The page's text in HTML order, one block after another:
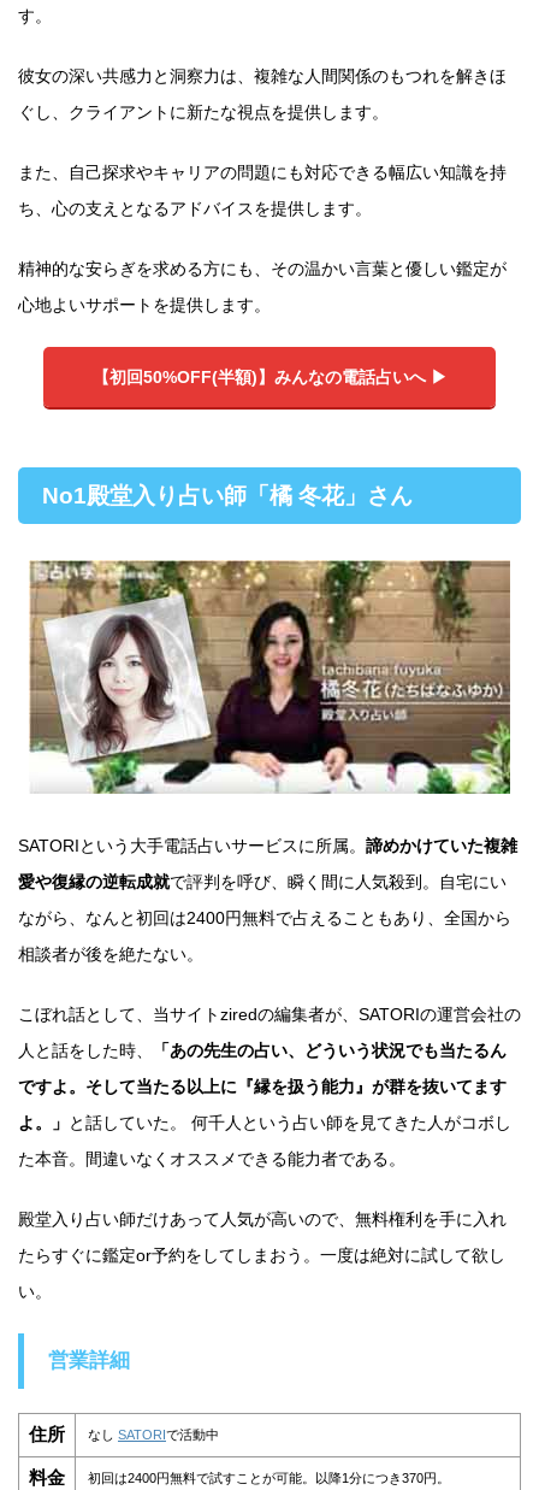
す。
彼女の深い共感力と洞察力は、複雑な人間関係のもつれを解きほ
ぐし、クライアントに新たな視点を提供します。
また、自己探求やキャリアの問題にも対応できる幅広い知識を持
ち、心の支えとなるアドバイスを提供します。
精神的な安らぎを求める方にも、その温かい言葉と優しい鑑定が
心地よいサポートを提供します。
【初回50%OFF(半額)】みんなの電話占いへ ▶︎
No1殿堂入り占い師「橘 冬花」さん
SATORIという大手電話占いサービスに所属。 諦めかけていた複雑
愛や復縁の逆転成就で評判を呼び、瞬く間に人気殺到。自宅にい
ながら、なんと初回は2400円無料で占えることもあり、全国から
相談者が後を絶たない。
こぼれ話として、当サイトziredの編集者が、SATORIの運営会社の
人と話をした時、
「あの先生の占い、どういう状況でも当たるん
ですよ。そして当たる以上に『縁を扱う能力』が群を抜いてます
よ。」 と話していた。 何千人という占い師を見てきた人がコボし
た本音。間違いなくオススメできる能力者である。
殿堂入り占い師だけあって人気が高いので、無料権利を手に入れ
たらすぐに鑑定or予約をしてしまおう。一度は絶対に試して欲し
い。
営業詳細
住所 なし SATORIで活動中
料金 初回は2400円無料で試すことが可能。以降1分につき370円。